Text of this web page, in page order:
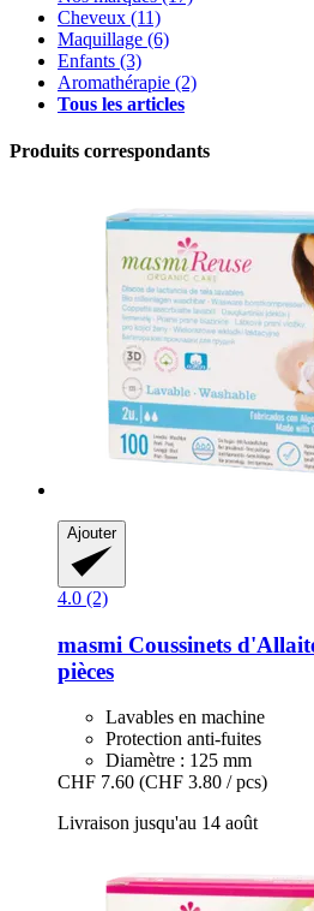
Cheveux (11)
Maquillage (6)
Enfants (3)
Aromathérapie (2)
Tous les articles
Produits correspondants
Ajouter
4.0 (2)
masmi Coussinets
pièces
Lavables en machine
Protection anti-fuites
Diamètre : 125 mm
CHF 7.60 (CHF 3.80 / pcs)
Livraison jusqu'au 14 août